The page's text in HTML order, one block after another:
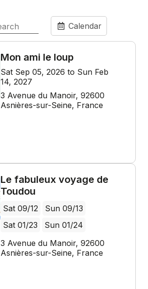
Calendar
Mon ami le loup
Sat Sep 05, 2026 to Sun Feb
14, 2027
3 Avenue du Manoir, 92600
Asnières-sur-Seine, France
Le fabuleux voyage de
Toudou
Sat 09/12
Sun 09/13
Sat 01/23
Sun 01/24
3 Avenue du Manoir, 92600
Asnières-sur-Seine, France